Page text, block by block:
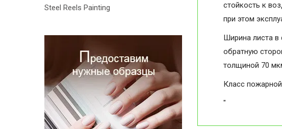
стойкость к
при этом
Ширина листа в
обратную
толщиной 70
Класс
"
Steel Reels Painting